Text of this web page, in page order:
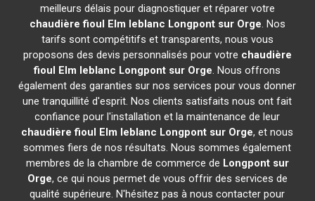
meilleurs délais pour diagnostiquer et réparer votre
chaudière fioul Elm leblanc Longpont sur Orge. Nos
tarifs sont compétitifs et transparents, nous vous
proposons des devis personnalisés pour votre chaudière
fioul Elm leblanc Longpont sur Orge. Nous offrons
également des garanties sur nos services pour vous donner
une tranquillité d'esprit. Nos clients satisfaits nous ont fait
confiance pour l'installation et la maintenance de leur
chaudière fioul Elm leblanc Longpont sur Orge, et nous
sommes fiers de nos résultats. Nous sommes également
membres de la chambre de commerce de Longpont sur
Orge, ce qui nous permet de vous offrir des services de
qualité supérieure. N'hésitez pas à nous contacter pour